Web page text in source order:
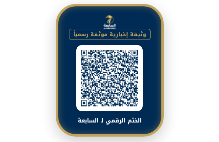
وثيقة إخبارية موثقة رسمياً
الختم الرقمي لـ السابعة